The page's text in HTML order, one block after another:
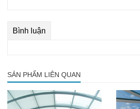
Bình luận
SẢN PHẨM LIÊN QUAN